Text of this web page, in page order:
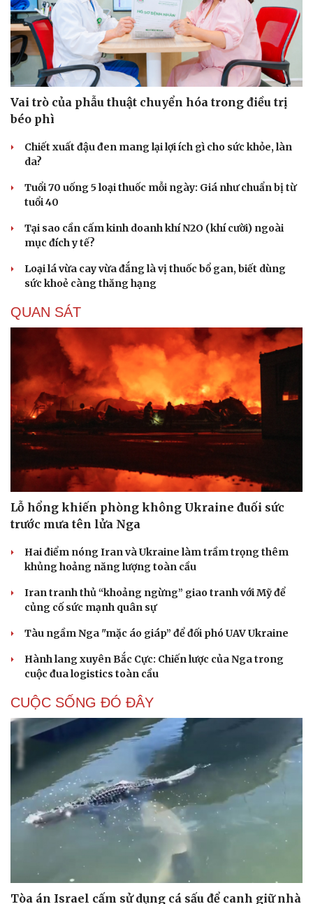
Cải chính
Vai trò của phẫu thuật chuyển hóa trong điều trị
béo phì
Chiết xuất đậu đen mang lại lợi ích gì cho sức khỏe, làn
da?
Tuổi 70 uống 5 loại thuốc mỗi ngày: Giá như chuẩn bị từ
tuổi 40
Tại sao cần cấm kinh doanh khí N2O (khí cười) ngoài
mục đích y tế?
Loại lá vừa cay vừa đắng là vị thuốc bổ gan, biết dùng
sức khoẻ càng thăng hạng
QUAN SÁT
Lỗ hổng khiến phòng không Ukraine đuối sức
trước mưa tên lửa Nga
Hai điểm nóng Iran và Ukraine làm trầm trọng thêm
khủng hoảng năng lượng toàn cầu
Iran tranh thủ “khoảng ngừng” giao tranh với Mỹ để
củng cố sức mạnh quân sự
Tàu ngầm Nga "mặc áo giáp” để đối phó UAV Ukraine
Hành lang xuyên Bắc Cực: Chiến lược của Nga trong
cuộc đua logistics toàn cầu
CUỘC SỐNG ĐÓ ĐÂY
Tòa án Israel cấm sử dụng cá sấu để canh giữ nhà